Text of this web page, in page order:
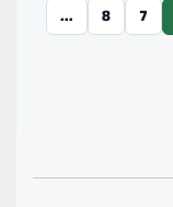
7
8
…